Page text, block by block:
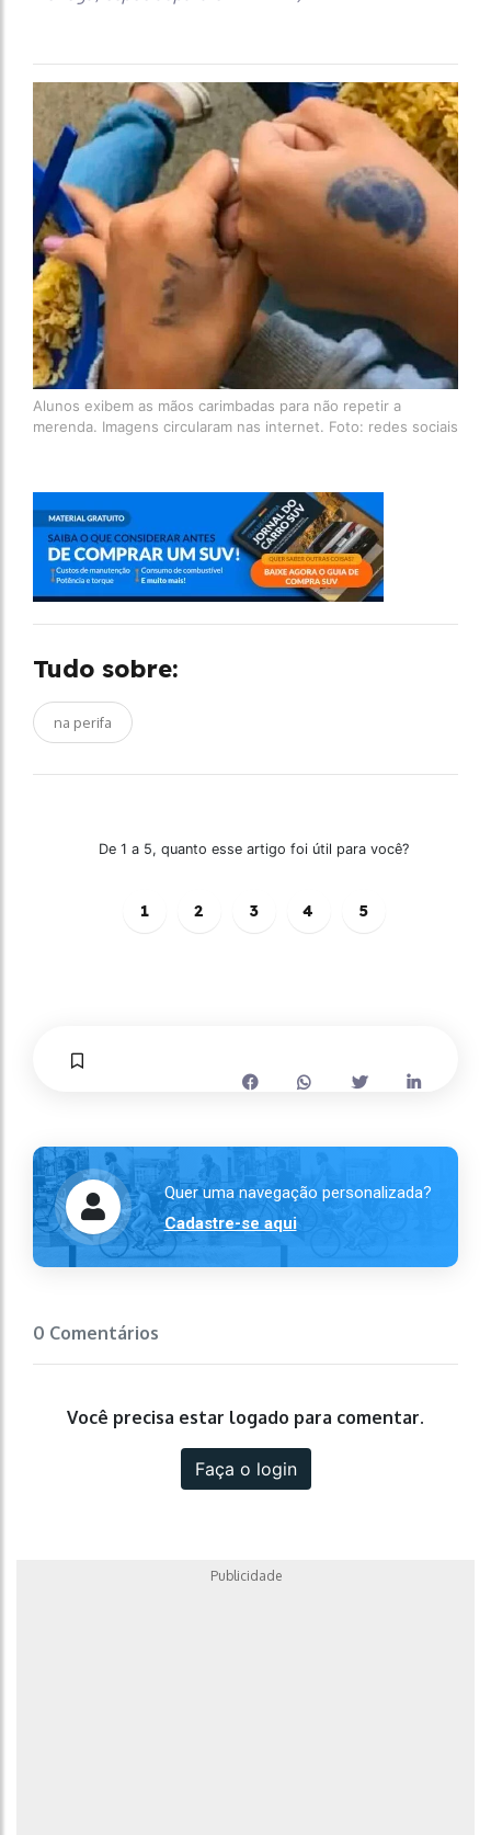
Alunos exibem as mãos carimbadas para não repetir a
merenda. Imagens circularam nas internet. Foto: redes sociais
Tudo sobre:
na perifa
De 1 a 5, quanto esse artigo foi útil para você?
1 2 3 4 5
Quer uma navegação personalizada?
Cadastre-se aqui
0 Comentários
Você precisa estar logado para comentar.
Faça o login
Publicidade